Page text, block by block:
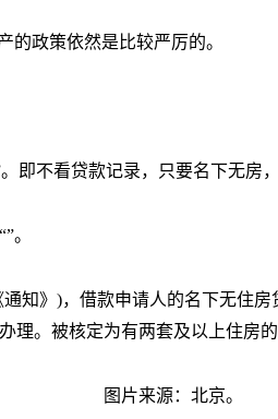
的政策依然是比较严厉的。
即不看贷款记录，只要名下无房
。
知》)，借款申请人的名下无住
。被核定为有两套及以上住房的
图片来源：北京。